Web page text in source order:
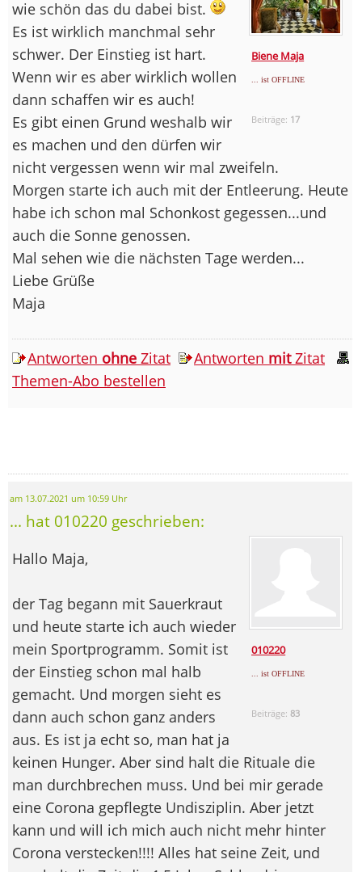
Biene Maja
... ist OFFLINE
Beiträge: 17
wie schön das du dabei bist.
Es ist wirklich manchmal sehr
schwer. Der Einstieg ist hart.
Wenn wir es aber wirklich wollen
dann schaffen wir es auch!
Es gibt einen Grund weshalb wir
es machen und den dürfen wir
nicht vergessen wenn wir mal zweifeln.
Morgen starte ich auch mit der Entleerung. Heute
habe ich schon mal Schonkost gegessen...und
auch die Sonne genossen.
Mal sehen wie die nächsten Tage werden...
Liebe Grüße
Maja
Antworten ohne Zitat Antworten mitZitat
Themen-Abo bestellen
am 13.07.2021 um 10:59 Uhr
... hat 010220 geschrieben:
010220
... ist OFFLINE
Beiträge:83
Hallo Maja,
der Tag begann mit Sauerkraut
und heute starte ich auch wieder
mein Sportprogramm. Somit ist
der Einstieg schon mal halb
gemacht. Und morgen sieht es
dann auch schon ganz anders
aus. Es ist ja echt so, man hat ja
keinen Hunger. Aber sind halt die Rituale die
man durchbrechen muss. Und bei mir gerade
eine Corona gepflegte Undisziplin. Aber jetzt
kann und will ich mich auch nicht mehr hinter
Corona verstecken!!!! Alles hat seine Zeit, und